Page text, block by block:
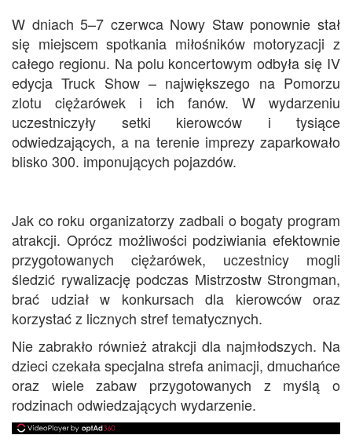
W dniach 5–7 czerwca Nowy Staw ponownie stał
się miejscem spotkania miłośników motoryzacji z
całego regionu. Na polu koncertowym odbyła się IV
edycja Truck Show – największego na Pomorzu
zlotu ciężarówek i ich fanów. W wydarzeniu
uczestniczyły setki kierowców i tysiące
odwiedzających, a na terenie imprezy zaparkowało
blisko 300. imponujących pojazdów.
Jak co roku organizatorzy zadbali o bogaty program
atrakcji. Oprócz możliwości podziwiania efektownie
przygotowanych ciężarówek, uczestnicy mogli
śledzić rywalizację podczas Mistrzostw Strongman,
brać udział w konkursach dla kierowców oraz
korzystać z licznych stref tematycznych.
Nie zabrakło również atrakcji dla najmłodszych. Na
dzieci czekała specjalna strefa animacji, dmuchańce
oraz wiele zabaw przygotowanych z myślą o
rodzinach odwiedzających wydarzenie.